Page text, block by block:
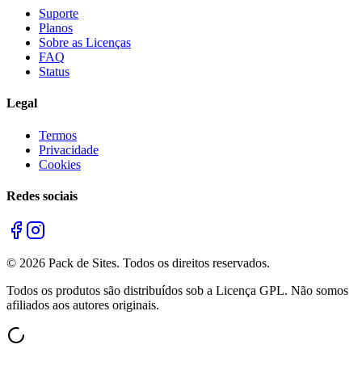
Suporte
Planos
Sobre as Licenças
FAQ
Status
Legal
Termos
Privacidade
Cookies
Redes sociais
© 2026 Pack de Sites. Todos os direitos reservados.
Todos os produtos são distribuídos sob a Licença GPL. Não somos
afiliados aos autores originais.